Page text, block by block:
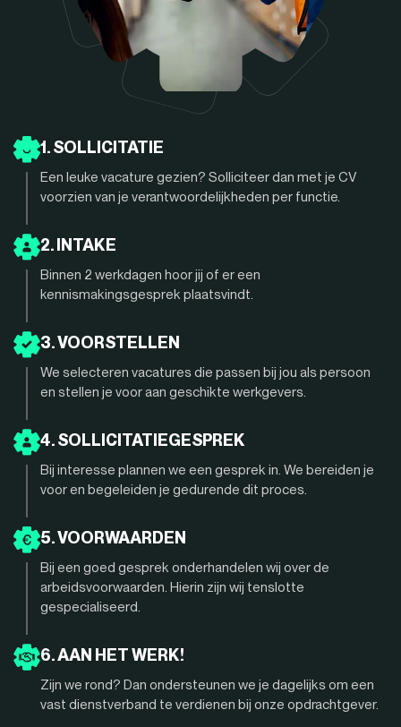
1. SOLLICITATIE
Een leuke vacature gezien? Solliciteer dan met je CV
voorzien van je verantwoordelijkheden per functie.
2. INTAKE
Binnen 2 werkdagen hoor jij of er een
kennismakingsgesprek plaatsvindt.
3. VOORSTELLEN
We selecteren vacatures die passen bij jou als persoon
en stellen je voor aan geschikte werkgevers.
4. SOLLICITATIEGESPREK
Bij interesse plannen we een gesprek in. We bereiden je
voor en begeleiden je gedurende dit proces.
5. VOORWAARDEN
Bij een goed gesprek onderhandelen wij over de
arbeidsvoorwaarden. Hierin zijn wij tenslotte
gespecialiseerd.
6. AAN HET WERK!
Zijn we rond? Dan ondersteunen we je dagelijks om een
vast dienstverband te verdienen bij onze opdrachtgever.